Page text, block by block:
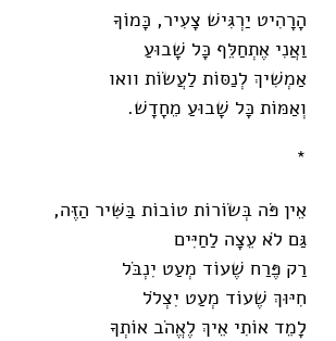
הָרָהִיט יַרְגִּישׁ צָעִיר, כָּמוֹךָ
וַאֲנִי אֶתְחַלֵּף כָּל שָׁבוּעַ
אַמְשִׁיךְ לְנַסּוֹת לַעֲשׂוֹת וואו
וְאַמּוֹת כָּל שָׁבוּעַ מֵחָדָשׁ.
*
אֵין פֹּה בְּשׂוֹרוֹת טוֹבוֹת בַּשִּׁיר הַזֶּה,
גַּם לֹא עֵצָה לַחַיִּים
רַק פֶּרַח שֶׁעוֹד מְעַט יִנְבֹּל
חִיּוּךְ שֶׁעוֹד מְעַט יִצְלֹל
לָמֵד אוֹתִי אֵיךְ לֶאֱהֹב אוֹתְךָ